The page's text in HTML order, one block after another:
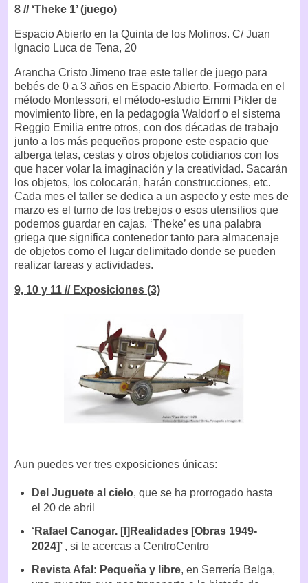
8 // ‘Theke 1’ (juego)
Espacio Abierto en la Quinta de los Molinos. C/ Juan
Ignacio Luca de Tena, 20
Arancha Cristo Jimeno trae este taller de juego para
bebés de 0 a 3 años en Espacio Abierto. Formada en el
método Montessori, el método-estudio Emmi Pikler de
movimiento libre, en la pedagogía Waldorf o el sistema
Reggio Emilia entre otros, con dos décadas de trabajo
junto a los más pequeños propone este espacio que
alberga telas, cestas y otros objetos cotidianos con los
que hacer volar la imaginación y la creatividad. Sacarán
los objetos, los colocarán, harán construcciones, etc.
Cada mes el taller se dedica a un aspecto y este mes de
marzo es el turno de los trebejos o esos utensilios que
podemos guardar en cajas. ‘Theke’ es una palabra
griega que significa contenedor tanto para almacenaje
de objetos como el lugar delimitado donde se pueden
realizar tareas y actividades.
9, 10 y 11 // Exposiciones (3)
Aun puedes ver tres exposiciones únicas:
Del Juguete al cielo, que se ha prorrogado hasta
el 20 de abril
‘Rafael Canogar. [I]Realidades [Obras 1949-
2024]’ , si te acercas a CentroCentro
Revista Afal: Pequeña y libre, en Serrería Belga,